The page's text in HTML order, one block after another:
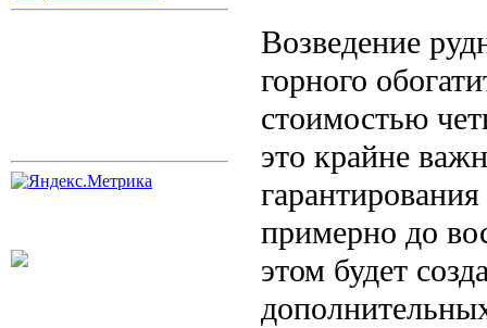
Возведение
горного
стоимостью
это крайне
примерно до
этом будет